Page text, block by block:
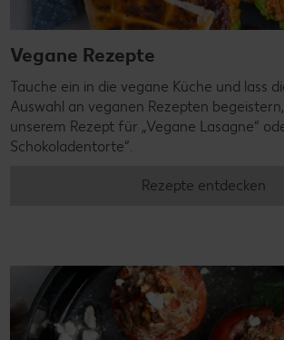
Vegane Rezepte
Tauche ein in die vegane Küche und lass
Auswahl an veganen Rezepten
unserem Rezept für „Vegane Lasagne“
Schokoladentorte“.
Rezepte entdecken